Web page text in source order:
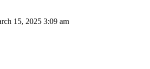
15, 2025 3:09 am